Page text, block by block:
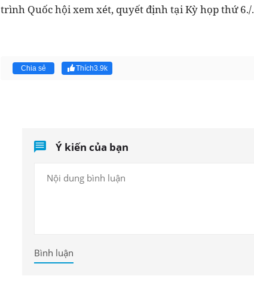
trình Quốc hội xem xét, quyết định tại Kỳ họp thứ 6./.
Chia sẻ Thích3.9k
Ý kiến của bạn
Bình luận